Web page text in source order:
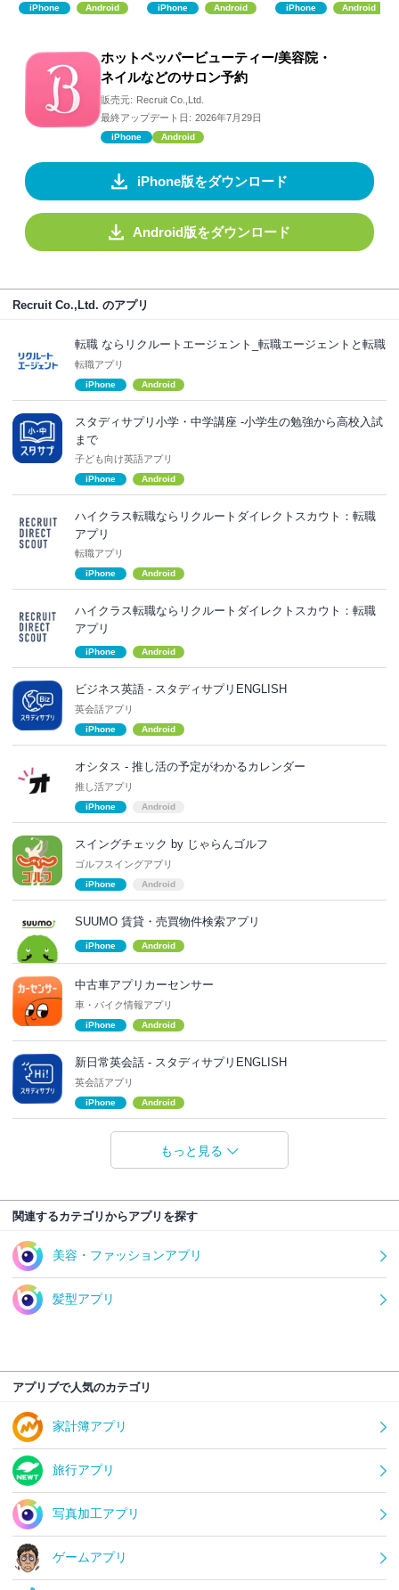
iPhone Android iPhone Android iPhone Android
ホットペッパービューティー/美容院・
ネイルなどのサロン予約
販売元: Recruit Co.,Ltd.
最終アップデート日: 2026年7月29日
iPhone Android
iPhone版をダウンロード
Android版をダウンロード
Recruit Co.,Ltd. のアプリ
転職 ならリクルートエージェント_転職エージェントと転職
転職アプリ
iPhone Android
スタディサプリ小学・中学講座 -小学生の勉強から高校入試
まで
子ども向け英語アプリ
iPhone Android
ハイクラス転職ならリクルートダイレクトスカウト：転職
アプリ
転職アプリ
iPhone Android
ハイクラス転職ならリクルートダイレクトスカウト：転職
アプリ
iPhone Android
ビジネス英語 - スタディサプリENGLISH
英会話アプリ
iPhone Android
オシタス - 推し活の予定がわかるカレンダー
推し活アプリ
iPhone Android
スイングチェック by じゃらんゴルフ
ゴルフスイングアプリ
iPhone Android
SUUMO 賃貸・売買物件検索アプリ
iPhone Android
中古車アプリカーセンサー
車・バイク情報アプリ
iPhone Android
新日常英会話 - スタディサプリENGLISH
英会話アプリ
iPhone Android
もっと見る
関連するカテゴリからアプリを探す
美容・ファッションアプリ
髪型アプリ
アプリブで人気のカテゴリ
家計簿アプリ
旅行アプリ
写真加工アプリ
ゲームアプリ